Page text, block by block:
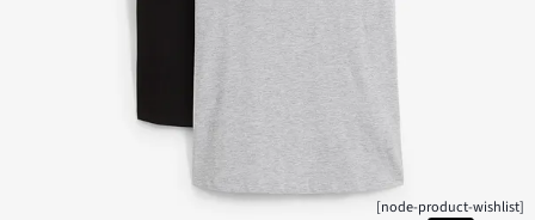
[node-product-wishlist]